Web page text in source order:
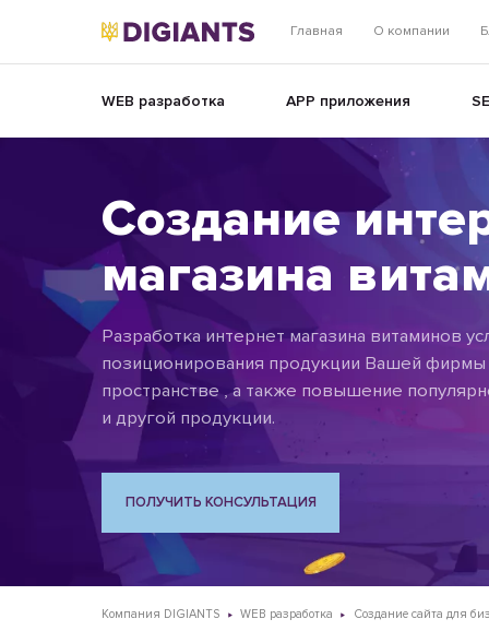
Главная О компании
WEB разработка APP приложения
Создание
магазина
Разработка интернет магазина витаминов
позиционирования продукции Вашей фирмы
пространстве , а также повышение
и другой продукции.
ПОЛУЧИТЬ КОНСУЛЬТАЦИЯ
Компания DIGIANTS WEB разработка Создание сайта для